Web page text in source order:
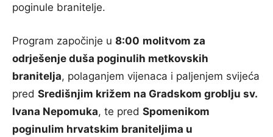
poginule branitelje.
Program započinje u 8:00 molitvom za
odrješenje duša poginulih metkovskih
branitelja, polaganjem vijenaca i paljenjem svijeća
pred Središnjim križem na Gradskom groblju sv.
Ivana Nepomuka, te pred Spomenikom
poginulim hrvatskim braniteljima u